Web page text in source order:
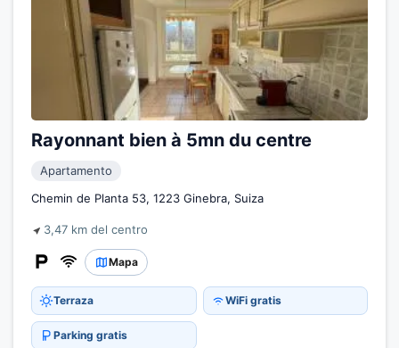
Rayonnant bien à 5mn du centre
Apartamento
Chemin de Planta 53, 1223 Ginebra, Suiza
3,47 km del centro
Mapa
Terraza WiFi gratis
Parking gratis